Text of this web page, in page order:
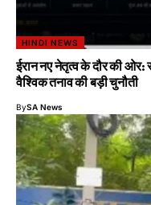
HINDI NEWS
ईरान नए नेतृत्व के दौर की ओर:
वैश्विक तनाव की बड़ी चुनौती
BySA News